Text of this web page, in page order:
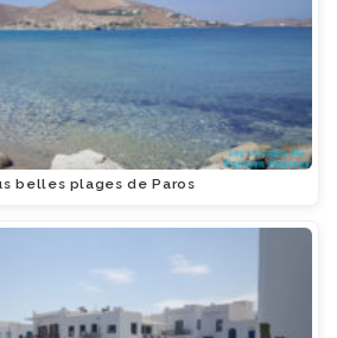
belles plages de Paros